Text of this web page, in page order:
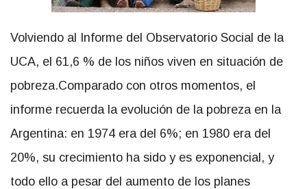
Volviendo al Informe del Observatorio Social de la
UCA, el 61,6 % de los niños viven en situación de
pobreza.Comparado con otros momentos, el
informe recuerda la evolución de la pobreza en la
Argentina: en 1974 era del 6%; en 1980 era del
20%, su crecimiento ha sido y es exponencial, y
todo ello a pesar del aumento de los planes